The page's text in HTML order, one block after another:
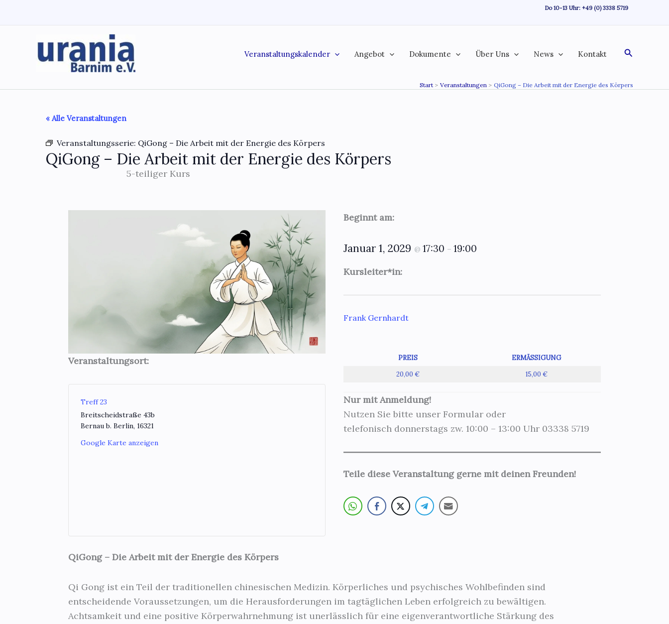
Do 10-13 Uhr: +49 (0) 3338 5719
Veranstaltungskalender Angebot Dokumente Über Uns News Kontakt Suchen
Start Veranstaltungen QiGong – Die Arbeit mit der Energie des Körpers
« Alle Veranstaltungen
Veranstaltungsserie: QiGong – Die Arbeit mit der Energie des Körpers
QiGong – Die Arbeit mit der Energie des Körpers
5-teiliger Kurs
Veranstaltungsort:
Treff 23
Breitscheidstraße 43b
Bernau b. Berlin, 16321
Google Karte anzeigen
Beginnt am:
Januar 1, 2029 @ 17:30 – 19:00
Kursleiter*in:
Frank Gernhardt
PREIS
ERMÄSSIGUNG
20,00 €
15,00 €
Nur mit Anmeldung!
Nutzen Sie bitte unser Formular oder
telefonisch donnerstags zw. 10:00 – 13:00 Uhr 03338 5719
Teile diese Veranstaltung gerne mit deinen Freunden!
QiGong – Die Arbeit mit der Energie des Körpers
Qi Gong ist ein Teil der traditionellen chinesischen Medizin. Körperliches und psychisches Wohlbefinden sind
entscheidende Voraussetzungen, um die Herausforderungen im tagtäglichen Leben erfolgreich zu bewältigen.
Achtsamkeit und eine positive Körperwahrnehmung ist unerlässlich für eine eigenverantwortliche Stärkung des